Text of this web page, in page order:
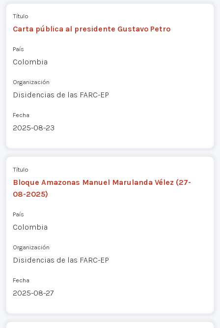
Título
Carta pública al presidente Gustavo Petro
País
Colombia
Organización
Disidencias de las FARC-EP
Fecha
2025-08-23
Título
Bloque Amazonas Manuel Marulanda Vélez (27-
08-2025)
País
Colombia
Organización
Disidencias de las FARC-EP
Fecha
2025-08-27